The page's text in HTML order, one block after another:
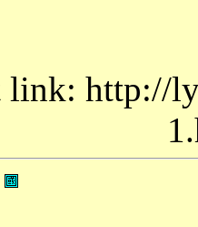
link: http://